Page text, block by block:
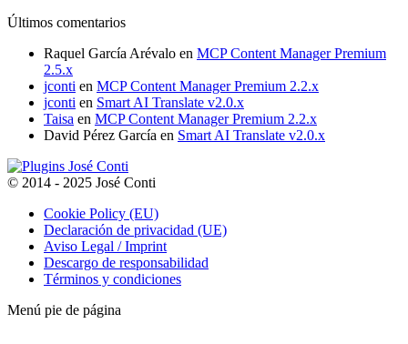
Últimos comentarios
Raquel García Arévalo en MCP Content Manager Premium
2.5.x
jconti en MCP Content Manager Premium 2.2.x
jconti en Smart AI Translate v2.0.x
Taisa en MCP Content Manager Premium 2.2.x
David Pérez García en Smart AI Translate v2.0.x
© 2014 - 2025 José Conti
Cookie Policy (EU)
Declaración de privacidad (UE)
Aviso Legal / Imprint
Descargo de responsabilidad
Términos y condiciones
Menú pie de página